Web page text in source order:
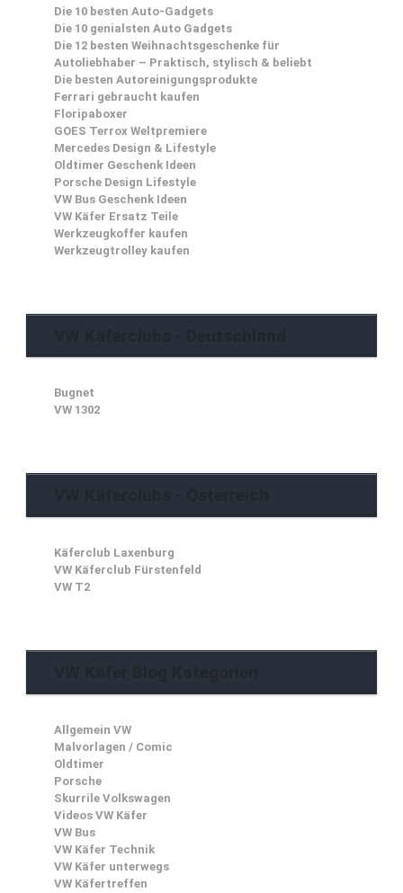
Die 10 besten Auto-Gadgets
Die 10 genialsten Auto Gadgets
Die 12 besten Weihnachtsgeschenke für
Autoliebhaber – Praktisch, stylisch & beliebt
Die besten Autoreinigungsprodukte
Ferrari gebraucht kaufen
Floripaboxer
GOES Terrox Weltpremiere
Mercedes Design & Lifestyle
Oldtimer Geschenk Ideen
Porsche Design Lifestyle
VW Bus Geschenk Ideen
VW Käfer Ersatz Teile
Werkzeugkoffer kaufen
Werkzeugtrolley kaufen
Bugnet
VW 1302
Käferclub Laxenburg
VW Käferclub Fürstenfeld
VW T2
Allgemein VW
Malvorlagen / Comic
Oldtimer
Porsche
Skurrile Volkswagen
Videos VW Käfer
VW Bus
VW Käfer Technik
VW Käfer unterwegs
VW Käfertreffen